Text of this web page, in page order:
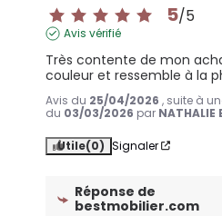
5/5
Avis vérifié
Très contente de mon
couleur et ressemble à la
Avis du 25/04/2026 , suite à
du 03/03/2026 par NATHALIE
Utile(0) Signaler
Réponse de
bestmobilier.com